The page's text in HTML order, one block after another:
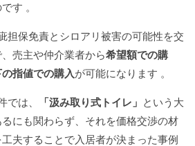
す 。
担保免責とシロアリ被害の可能性を交
売主や仲介業者から希望額での購
指値での購入が可能になります 。
では、 「汲み取り式トイレ」 という大
にも関わらず、それを価格交渉の材
夫することで入居者が決まった事例